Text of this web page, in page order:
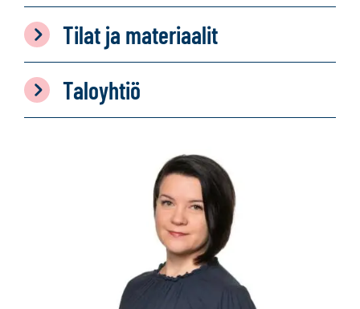
Tilat ja materiaalit
Taloyhtiö